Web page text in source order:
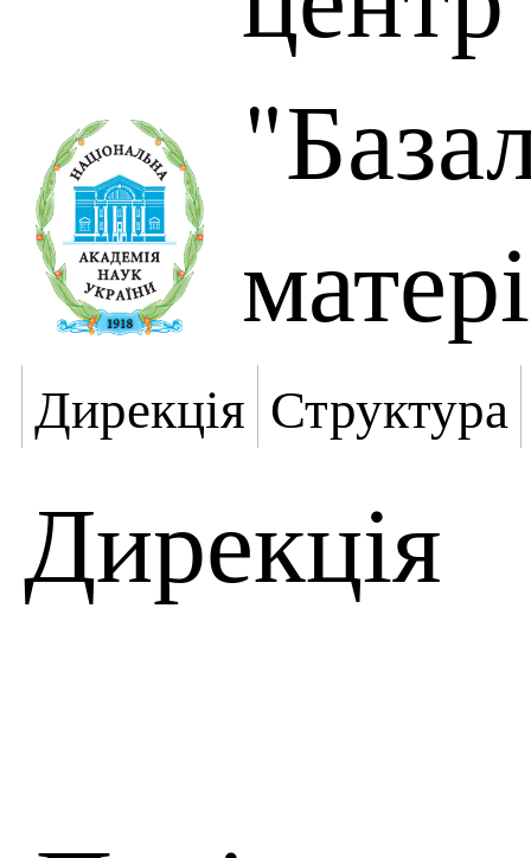
Дирекція Структура
Дирекція